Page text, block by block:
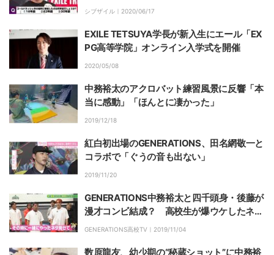
輩方もみんな行ってた！」
シブザイル｜ 2020/06/17
EXILE TETSUYA学長が新入生にエール「EX
PG高等学院」オンライン入学式を開催
2020/05/08
中務裕太のアクロバット練習風景に反響「本
当に感動」「ほんとに凄かった」
2019/12/18
紅白初出場のGENERATIONS、田名網敬一と
コラボで「ぐうの音も出ない」
2019/11/20
GENERATIONS中務裕太と四千頭身・後藤が
漫才コンビ結成？ 高校生が爆ウケしたネタ
を披露
GENERATIONS高校TV｜ 2019/11/04
数原龍友、幼少期の“秘蔵ショット”に中務裕